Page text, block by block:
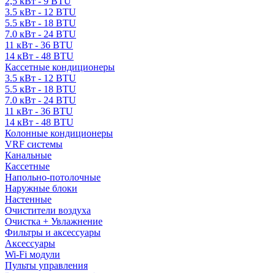
3.5 кВт - 12 BTU
5.5 кВт - 18 BTU
7.0 кВт - 24 BTU
11 кВт - 36 BTU
14 кВт - 48 BTU
Кассетные кондиционеры
3.5 кВт - 12 BTU
5.5 кВт - 18 BTU
7.0 кВт - 24 BTU
11 кВт - 36 BTU
14 кВт - 48 BTU
Колонные кондиционеры
VRF системы
Канальные
Кассетные
Напольно-потолочные
Наружные блоки
Настенные
Очистители воздуха
Очистка + Увлажнение
Фильтры и аксессуары
Аксессуары
Wi-Fi модули
Пульты управления